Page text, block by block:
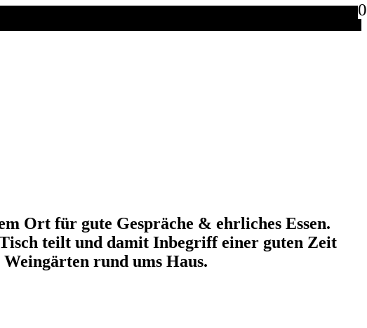
Ort für gute Gespräche & ehrliches Essen.
teilt und damit Inbegriff einer guten Zeit
rund ums Haus.
0